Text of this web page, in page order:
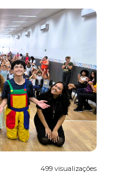
499 visualizações